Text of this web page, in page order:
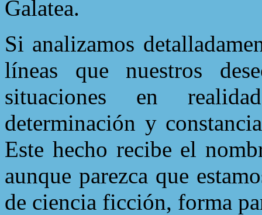
Galatea.
Si analizamos
líneas que nuestros
situaciones en
determinación y
Este hecho recibe el
aunque parezca que
de ciencia ficción, forma